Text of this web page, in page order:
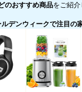
のおすすめ商品をご紹介
デンウィークで注目の